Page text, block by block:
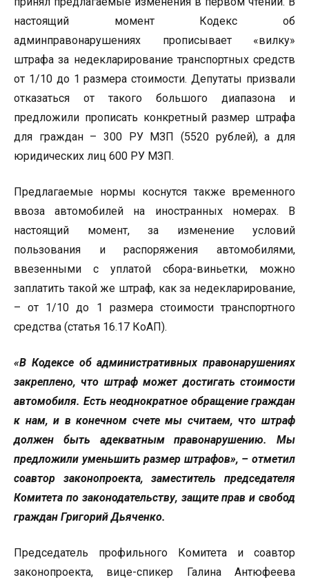
настоящий момент Кодекс об
админправонарушениях прописывает «вилку»
штрафа за недекларирование транспортных средств
от 1/10 до 1 размера стоимости. Депутаты призвали
отказаться от такого большого диапазона и
предложили прописать конкретный размер штрафа
для граждан – 300 РУ МЗП (5520 рублей), а для
юридических лиц 600 РУ МЗП.
Предлагаемые нормы коснутся также временного
ввоза автомобилей на иностранных номерах. В
настоящий момент, за изменение условий
пользования и распоряжения автомобилями,
ввезенными с уплатой сбора-виньетки, можно
заплатить такой же штраф, как за недекларирование,
– от 1/10 до 1 размера стоимости транспортного
средства (статья 16.17 КоАП).
«В Кодексе об административных правонарушениях
закреплено, что штраф может достигать стоимости
автомобиля. Есть неоднократное обращение граждан
к нам, и в конечном счете мы считаем, что штраф
должен быть адекватным правонарушению. Мы
предложили уменьшить размер штрафов», – отметил
соавтор законопроекта, заместитель председателя
Комитета по законодательству, защите прав и свобод
граждан Григорий Дьяченко.
Председатель профильного Комитета и соавтор
законопроекта, вице-спикер Галина Антюфеева